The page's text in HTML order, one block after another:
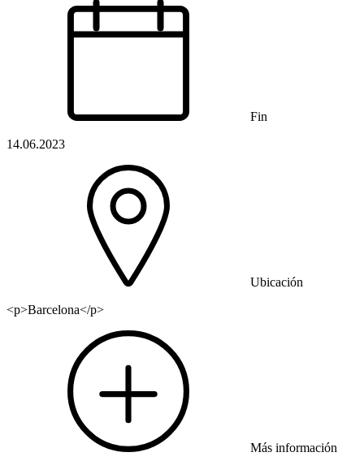
Fin
14.06.2023
Ubicación
<p>Barcelona</p>
Más información